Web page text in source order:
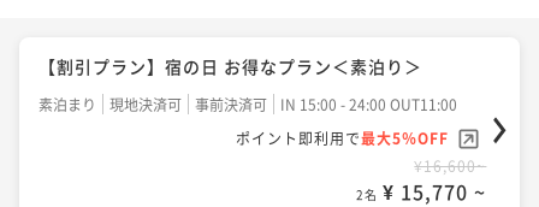
【割引プラン】宿の日 お得なプラン＜素泊り＞
素泊まり 現地決済可 事前決済可
IN 15:00 - 24:00 OUT11:00
ポイント即利用で最大5％OFF
¥16,600~
2名 ¥ 15,770 ~